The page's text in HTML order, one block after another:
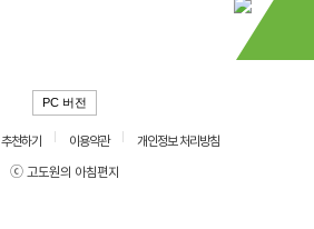
PC 버전
추천하기 이용약관
개인정보 처리방침
ⓒ 고도원의 아침편지